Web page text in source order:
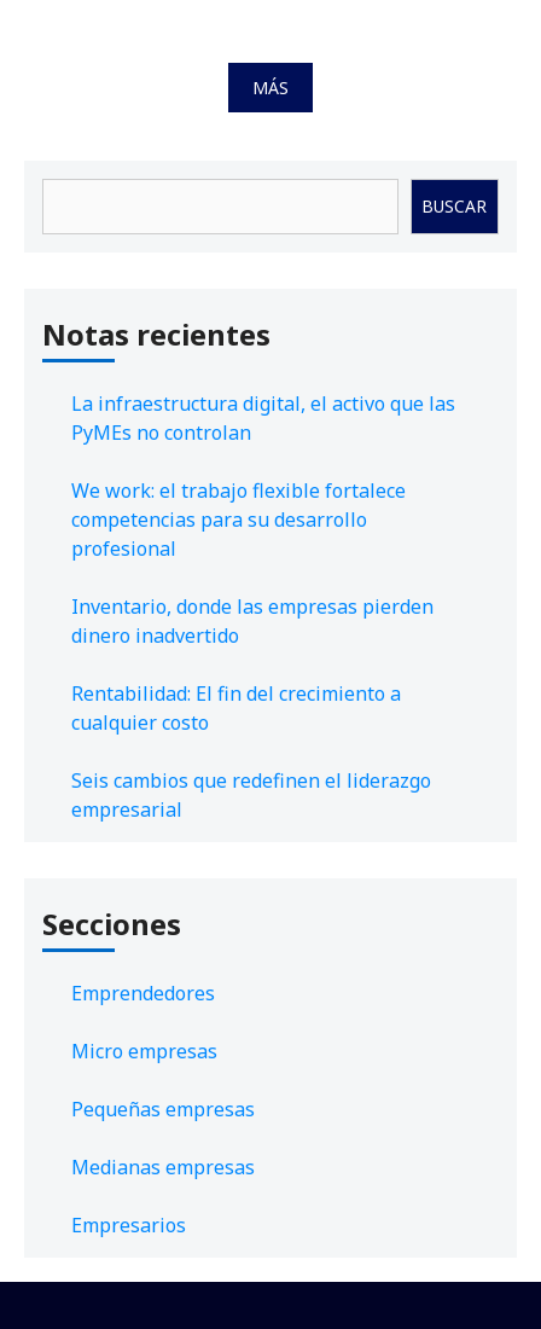
MÁS
BUSCAR
Notas recientes
La infraestructura digital, el activo que las
PyMEs no controlan
We work: el trabajo flexible fortalece
competencias para su desarrollo
profesional
Inventario, donde las empresas pierden
dinero inadvertido
Rentabilidad: El fin del crecimiento a
cualquier costo
Seis cambios que redefinen el liderazgo
empresarial
Secciones
Emprendedores
Micro empresas
Pequeñas empresas
Medianas empresas
Empresarios